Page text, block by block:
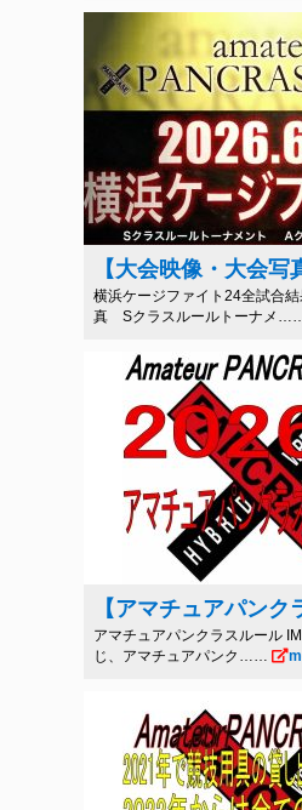
【大会映像・大会
横浜ケージファイト24全試合
真 Sクラスルールトーナメ……
【アマチュアパン
アマチュアパンクラスルール
じ、アマチュアパンク……